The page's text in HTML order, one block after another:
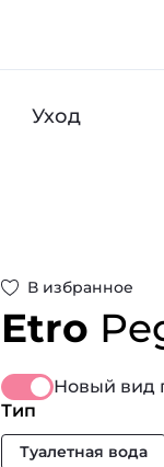
Уход
В избранное
Etro
Новый вид
Тип
Туалетная вода